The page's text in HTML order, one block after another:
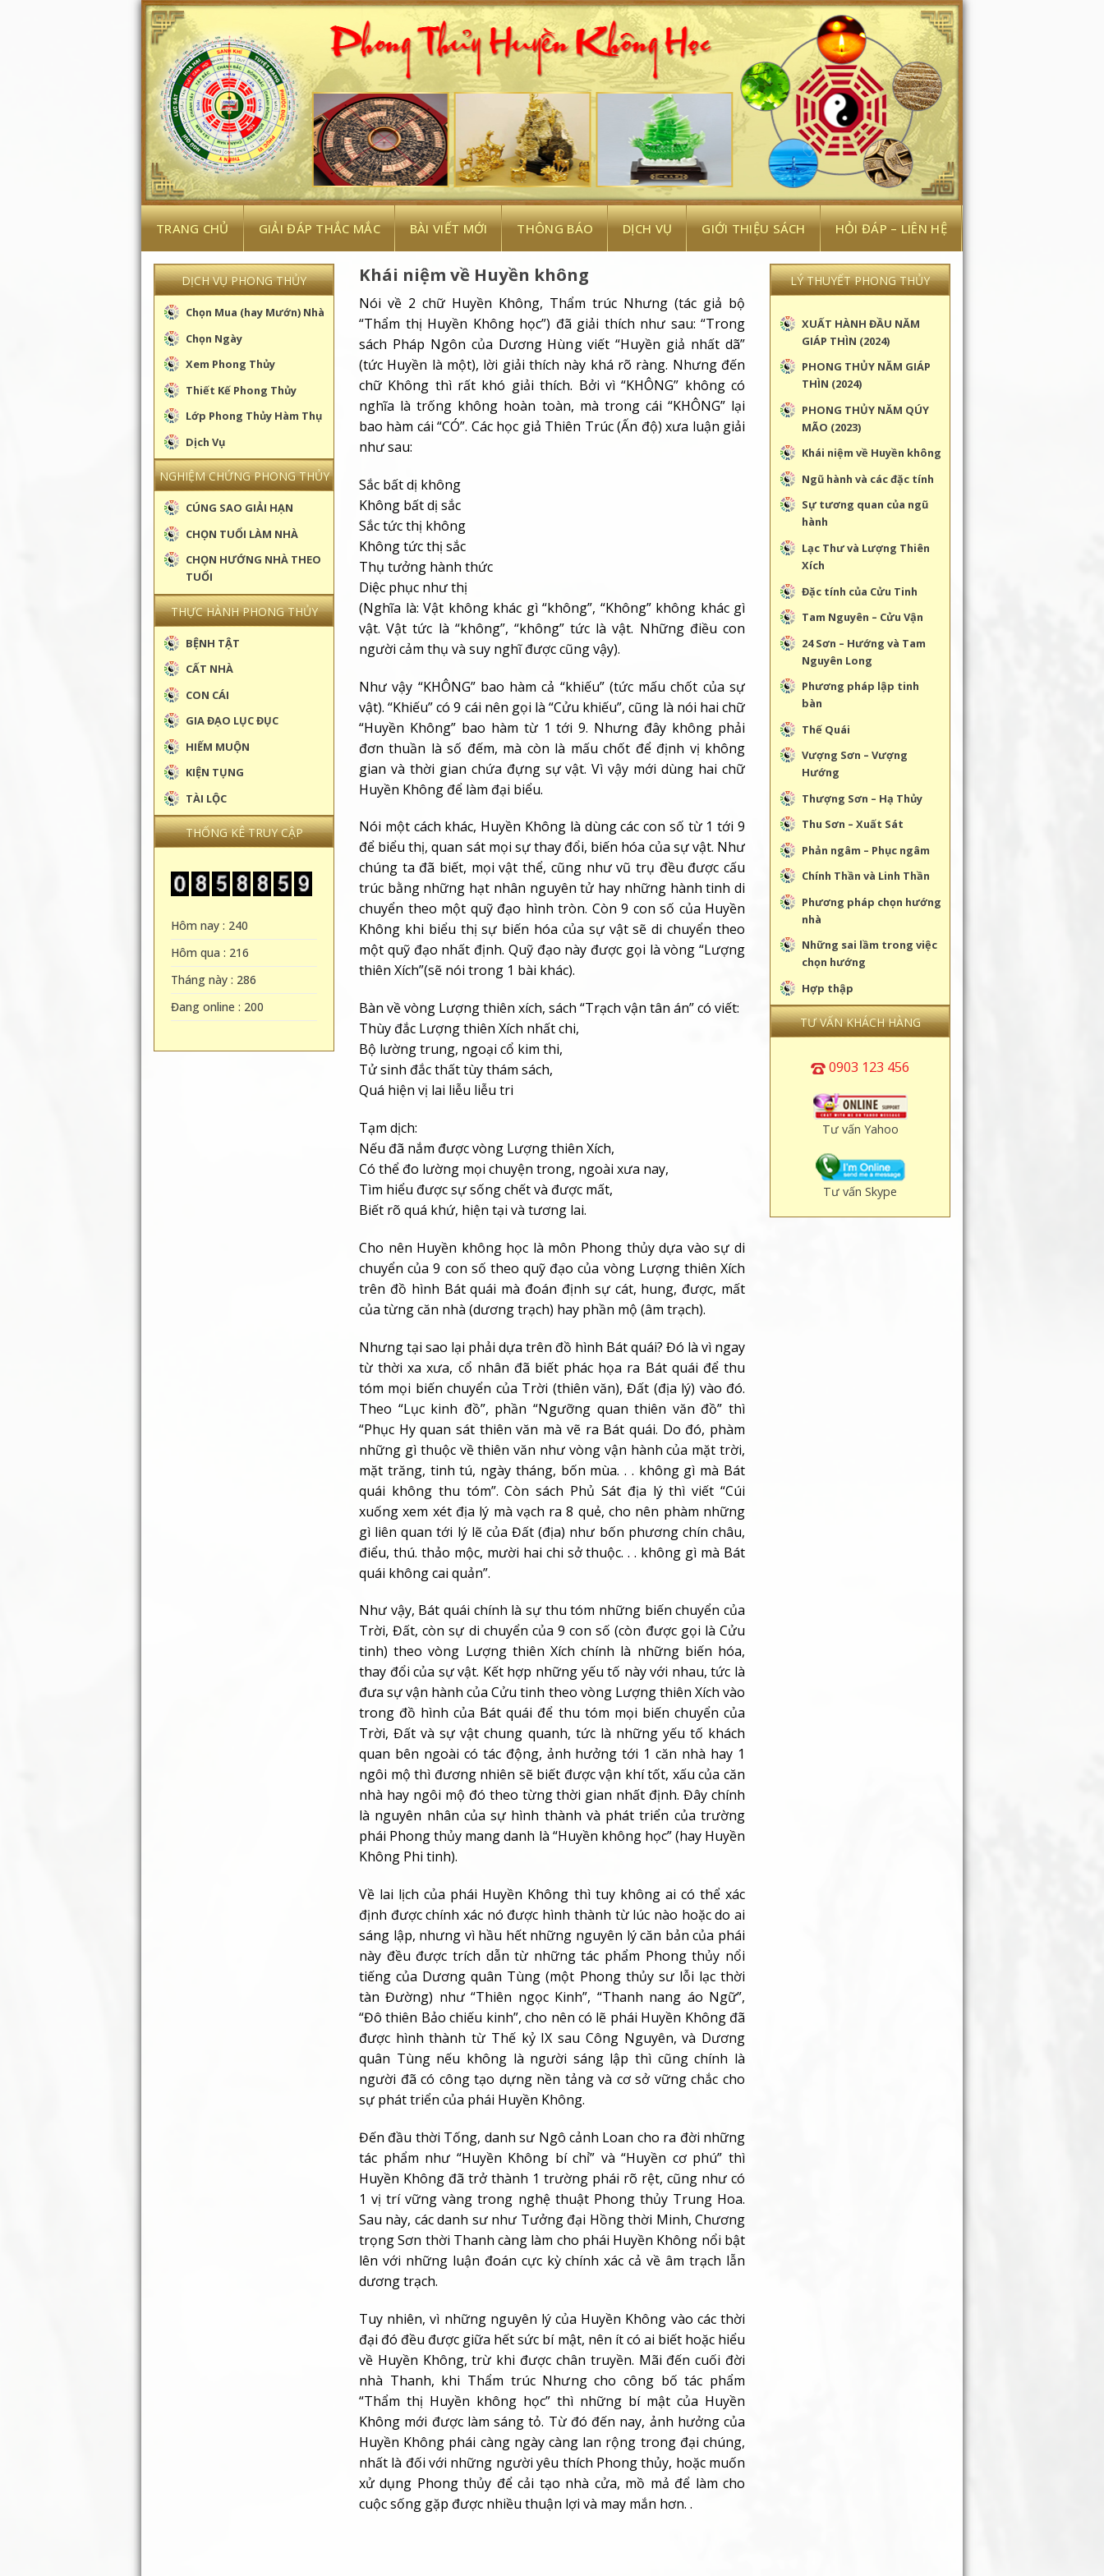
Skip
to
content
TRANG CHỦ GIẢI ĐÁP THẮC MẮC BÀI VIẾT MỚI THÔNG BÁO DỊCH VỤ GIỚI THIỆU SÁCH HỎI ĐÁP – LIÊN HỆ
DỊCH VỤ PHONG THỦY
Chọn Mua (hay Mướn) Nhà
Chọn Ngày
Xem Phong Thủy
Thiết Kế Phong Thủy
Lớp Phong Thủy Hàm Thụ
Dịch Vụ
NGHIỆM CHỨNG PHONG THỦY
CÚNG SAO GIẢI HẠN
CHỌN TUỔI LÀM NHÀ
CHỌN HƯỚNG NHÀ THEO
TUỔI
THỰC HÀNH PHONG THỦY
BỆNH TẬT
CẤT NHÀ
CON CÁI
GIA ĐẠO LỤC ĐỤC
HIẾM MUỘN
KIỆN TỤNG
TÀI LỘC
THỐNG KÊ TRUY CẬP
Hôm nay : 240
Hôm qua : 216
Tháng này : 286
Đang online : 200
Khái niệm về Huyền không
Nói về 2 chữ Huyền Không, Thẩm trúc Nhưng (tác giả bộ
“Thẩm thị Huyền Không học”) đã giải thích như sau: “Trong
sách Pháp Ngôn của Dương Hùng viết “Huyền giả nhất dã”
(tức Huyền là một), lời giải thích này khá rõ ràng. Nhưng đến
chữ Không thì rất khó giải thích. Bởi vì “KHÔNG” không có
nghĩa là trống không hoàn toàn, mà trong cái “KHÔNG” lại
bao hàm cái “CÓ”. Các học giả Thiên Trúc (Ấn độ) xưa luận giải
như sau:
Sắc bất dị không
Không bất dị sắc
Sắc tức thị không
Không tức thị sắc
Thụ tưởng hành thức
Diệc phục như thị
(Nghĩa là: Vật không khác gì “không”, “Không” không khác gì
vật. Vật tức là “không”, “không” tức là vật. Những điều con
người cảm thụ và suy nghĩ được cũng vậy).
Như vậy “KHÔNG” bao hàm cả “khiếu” (tức mấu chốt của sự
vật). “Khiếu” có 9 cái nên gọi là “Cửu khiếu”, cũng là nói hai chữ
“Huyền Không” bao hàm từ 1 tới 9. Nhưng đây không phải
đơn thuần là số đếm, mà còn là mấu chốt để định vị không
gian và thời gian chứa đựng sự vật. Vì vậy mới dùng hai chữ
Huyền Không để làm đại biểu.
Nói một cách khác, Huyền Không là dùng các con số từ 1 tới 9
để biểu thị, quan sát mọi sự thay đổi, biến hóa của sự vật. Như
chúng ta đã biết, mọi vật thể, cũng như vũ trụ đều được cấu
trúc bằng những hạt nhân nguyên tử hay những hành tinh di
chuyển theo một quỹ đạo hình tròn. Còn 9 con số của Huyền
Không khi biểu thị sự biến hóa của sự vật sẽ di chuyển theo
một quỹ đạo nhất định. Quỹ đạo này được gọi là vòng “Lượng
thiên Xích”(sẽ nói trong 1 bài khác).
Bàn về vòng Lượng thiên xích, sách “Trạch vận tân án” có viết:
Thùy đắc Lượng thiên Xích nhất chi,
Bộ lường trung, ngoại cổ kim thi,
Tử sinh đắc thất tùy thám sách,
Quá hiện vị lai liễu liễu tri
Tạm dịch:
Nếu đã nắm được vòng Lượng thiên Xích,
Có thể đo lường mọi chuyện trong, ngoài xưa nay,
Tìm hiểu được sự sống chết và được mất,
Biết rõ quá khứ, hiện tại và tương lai.
Cho nên Huyền không học là môn Phong thủy dựa vào sự di
chuyển của 9 con số theo quỹ đạo của vòng Lượng thiên Xích
trên đồ hình Bát quái mà đoán định sự cát, hung, được, mất
của từng căn nhà (dương trạch) hay phần mộ (âm trạch).
Nhưng tại sao lại phải dựa trên đồ hình Bát quái? Đó là vì ngay
từ thời xa xưa, cổ nhân đã biết phác họa ra Bát quái để thu
tóm mọi biến chuyển của Trời (thiên văn), Đất (địa lý) vào đó.
Theo “Lục kinh đồ”, phần “Ngưỡng quan thiên văn đồ” thì
“Phục Hy quan sát thiên văn mà vẽ ra Bát quái. Do đó, phàm
những gì thuộc về thiên văn như vòng vận hành của mặt trời,
mặt trăng, tinh tú, ngày tháng, bốn mùa. . . không gì mà Bát
quái không thu tóm”. Còn sách Phủ Sát địa lý thì viết “Cúi
xuống xem xét địa lý mà vạch ra 8 quẻ, cho nên phàm những
gì liên quan tới lý lẽ của Đất (địa) như bốn phương chín châu,
điểu, thú. thảo mộc, mười hai chi sở thuộc. . . không gì mà Bát
quái không cai quản”.
Như vậy, Bát quái chính là sự thu tóm những biến chuyển của
Trời, Đất, còn sự di chuyển của 9 con số (còn được gọi là Cửu
tinh) theo vòng Lượng thiên Xích chính là những biến hóa,
thay đổi của sự vật. Kết hợp những yếu tố này với nhau, tức là
đưa sự vận hành của Cửu tinh theo vòng Lượng thiên Xích vào
trong đồ hình của Bát quái để thu tóm mọi biến chuyển của
Trời, Đất và sự vật chung quanh, tức là những yếu tố khách
quan bên ngoài có tác động, ảnh hưởng tới 1 căn nhà hay 1
ngôi mộ thì đương nhiên sẽ biết được vận khí tốt, xấu của căn
nhà hay ngôi mộ đó theo từng thời gian nhất định. Đây chính
là nguyên nhân của sự hình thành và phát triển của trường
phái Phong thủy mang danh là “Huyền không học” (hay Huyền
Không Phi tinh).
Về lai lịch của phái Huyền Không thì tuy không ai có thể xác
định được chính xác nó được hình thành từ lúc nào hoặc do ai
sáng lập, nhưng vì hầu hết những nguyên lý căn bản của phái
này đều được trích dẫn từ những tác phẩm Phong thủy nổi
tiếng của Dương quân Tùng (một Phong thủy sư lỗi lạc thời
tàn Đường) như “Thiên ngọc Kinh”, “Thanh nang áo Ngữ”,
“Đô thiên Bảo chiếu kinh”, cho nên có lẽ phái Huyền Không đã
được hình thành từ Thế kỷ IX sau Công Nguyên, và Dương
quân Tùng nếu không là người sáng lập thì cũng chính là
người đã có công tạo dựng nền tảng và cơ sở vững chắc cho
sự phát triển của phái Huyền Không.
Đến đầu thời Tống, danh sư Ngô cảnh Loan cho ra đời những
tác phẩm như “Huyền Không bí chỉ” và “Huyền cơ phú” thì
Huyền Không đã trở thành 1 trường phái rõ rệt, cũng như có
1 vị trí vững vàng trong nghệ thuật Phong thủy Trung Hoa.
Sau này, các danh sư như Tưởng đại Hồng thời Minh, Chương
trọng Sơn thời Thanh càng làm cho phái Huyền Không nổi bật
lên với những luận đoán cực kỳ chính xác cả về âm trạch lẫn
dương trạch.
Tuy nhiên, vì những nguyên lý của Huyền Không vào các thời
đại đó đều được giữa hết sức bí mật, nên ít có ai biết hoặc hiểu
về Huyền Không, trừ khi được chân truyền. Mãi đến cuối đời
nhà Thanh, khi Thẩm trúc Nhưng cho công bố tác phẩm
“Thẩm thị Huyền không học” thì những bí mật của Huyền
Không mới được làm sáng tỏ. Từ đó đến nay, ảnh hưởng của
Huyền Không phái càng ngày càng lan rộng trong đại chúng,
nhất là đối với những người yêu thích Phong thủy, hoặc muốn
xử dụng Phong thủy để cải tạo nhà cửa, mồ mả để làm cho
cuộc sống gặp được nhiều thuận lợi và may mắn hơn. .
LÝ THUYẾT PHONG THỦY
XUẤT HÀNH ĐẦU NĂM
GIÁP THÌN (2024)
PHONG THỦY NĂM GIÁP
THÌN (2024)
PHONG THỦY NĂM QÚY
MÃO (2023)
Khái niệm về Huyền không
Ngũ hành và các đặc tính
Sự tương quan của ngũ
hành
Lạc Thư và Lượng Thiên
Xích
Đặc tính của Cửu Tinh
Tam Nguyên – Cửu Vận
24 Sơn – Hướng và Tam
Nguyên Long
Phương pháp lập tinh
bàn
Thế Quái
Vượng Sơn – Vượng
Hướng
Thượng Sơn – Hạ Thủy
Thu Sơn – Xuất Sát
Phản ngâm – Phục ngâm
Chính Thần và Linh Thần
Phương pháp chọn hướng
nhà
Những sai lầm trong việc
chọn hướng
Hợp thập
TƯ VẤN KHÁCH HÀNG
0903 123 456
Tư vấn Yahoo
Tư vấn Skype